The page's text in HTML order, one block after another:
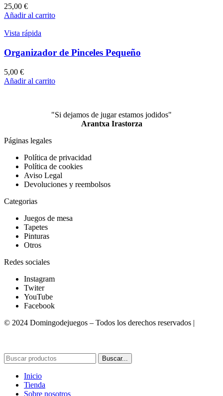
25,00 €
Añadir al carrito
Vista rápida
Organizador de Pinceles Pequeño
5,00 €
Añadir al carrito
"Si dejamos de jugar estamos jodidos"
Arantxa Irastorza
Páginas legales
Política de privacidad
Política de cookies
Aviso Legal
Devoluciones y reembolsos
Categorias
Juegos de mesa
Tapetes
Pinturas
Otros
Redes sociales
Instagram
Twiter
YouTube
Facebook
© 2024 Domingodejuegos – Todos los derechos reservados |
Buscar...
Inicio
Tienda
Sobre nosotros